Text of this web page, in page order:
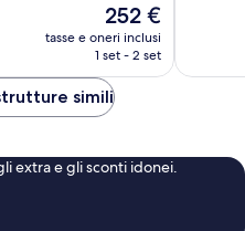
Il
prezzo
attuale
252 €
252 €
tasse e oneri inclusi
1 set - 2 set
simili
extra e gli sconti idonei.